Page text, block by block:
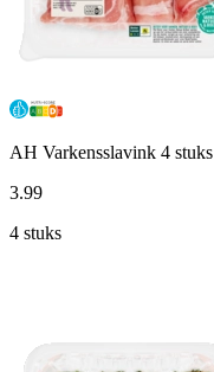
AH Varkensslavink 4 stuks
3.99
4 stuks